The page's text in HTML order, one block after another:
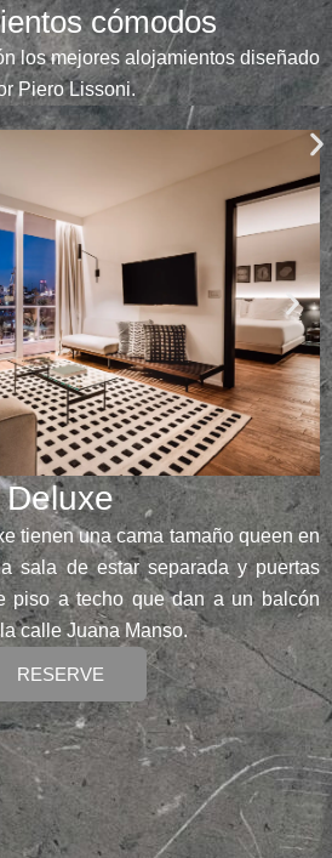
cómodos
los mejores alojamientos diseñado
Piero Lissoni.
Deluxe
tienen una cama tamaño queen en
sala de estar separada y puertas
piso a techo que dan a un balcón
calle Juana Manso.
RESERVE